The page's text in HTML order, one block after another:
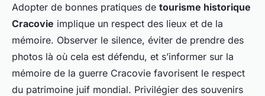
Adopter de bonnes pratiques de tourisme historique
Cracovie implique un respect des lieux et de la
mémoire. Observer le silence, éviter de prendre des
photos là où cela est défendu, et s’informer sur la
mémoire de la guerre Cracovie favorisent le respect
du patrimoine juif mondial. Privilégier des souvenirs